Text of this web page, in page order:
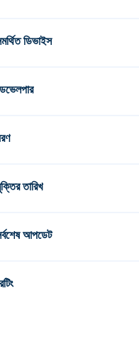
সমর্থিত ডিভাইস
ডেভেলপার
ধরণ
মুক্তির তারিখ
সর্বশেষ আপডেট
রেটিং